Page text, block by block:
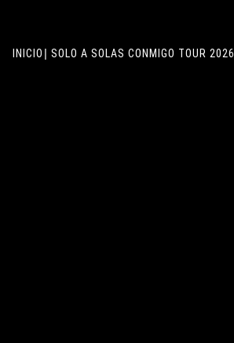
INICIO SOLO A SOLAS CONMIGO TOUR 2026